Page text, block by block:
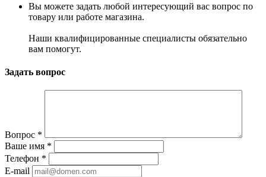
Вы можете задать любой интересующий вас вопрос по
товару или работе магазина.
Наши квалифицированные специалисты обязательно
вам помогут.
Задать вопрос
Вопрос *
Ваше имя *
Телефон *
E-mail